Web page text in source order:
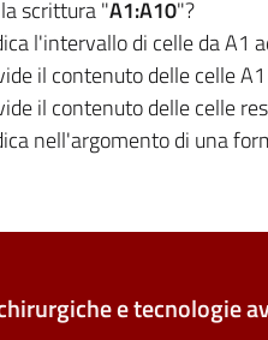
scrittura "A1:A10"?
l'intervallo di celle da A1
il contenuto delle celle
il contenuto delle celle
nell'argomento di una
e tecnologie